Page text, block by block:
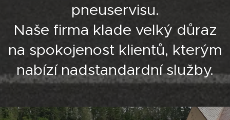
pneuservisu.
Naše firma klade velký důraz
na spokojenost klientů, kterým
nabízí nadstandardní služby.